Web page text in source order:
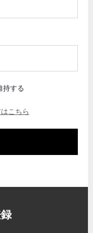
持する
こちら